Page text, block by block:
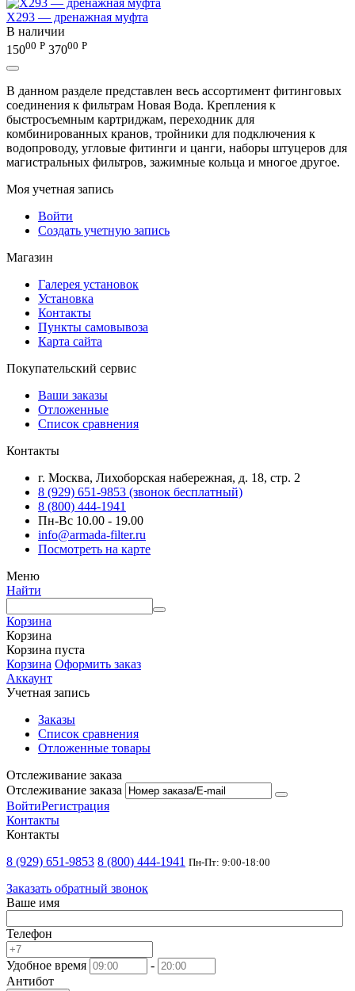
X293 — дренажная муфта
В наличии
15000 Р 37000 Р
В данном разделе представлен весь ассортимент фитинговых
соединения к фильтрам Новая Вода. Крепления к
быстросъемным картриджам, переходник для
комбинированных кранов, тройники для подключения к
водопроводу, угловые фитинги и цанги, наборы штуцеров для
магистральных фильтров, зажимные кольца и многое другое.
Моя учетная запись
Войти
Создать учетную запись
Магазин
Галерея установок
Установка
Контакты
Пункты самовывоза
Карта сайта
Покупательский сервис
Ваши заказы
Отложенные
Список сравнения
Контакты
г. Москва, Лихоборская набережная, д. 18, стр. 2
8 (929) 651-9853 (звонок бесплатный)
8 (800) 444-1941
Пн-Вс 10.00 - 19.00
info@armada-filter.ru
Посмотреть на карте
Меню
Найти
Корзина
Корзина
Корзина пуста
Корзина Оформить заказ
Аккаунт
Учетная запись
Заказы
Список сравнения
Отложенные товары
Отслеживание заказа
Отслеживание заказа
ВойтиРегистрация
Контакты
Контакты
8 (929) 651-9853 8 (800) 444-1941 Пн-Пт: 9:00-18:00
Заказать обратный звонок
Ваше имя
Телефон
Удобное время
-
Антибот